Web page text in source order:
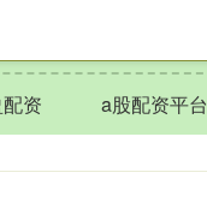
资 a股配资平台